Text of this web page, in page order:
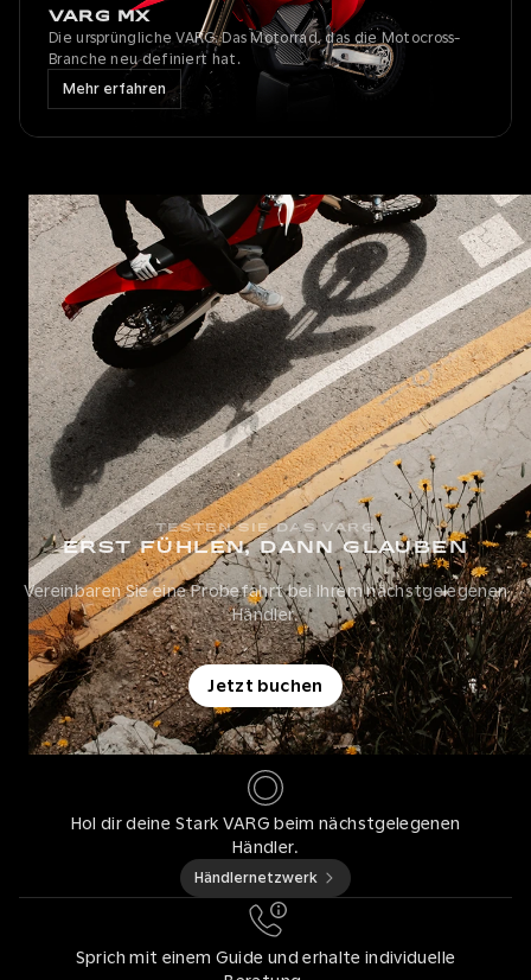
VARG MX
Die ursprüngliche VARG. Das Motorrad, das die Motocross-
Branche neu definiert hat.
Mehr erfahren
TESTEN SIE DAS VARG
ERST FÜHLEN, DANN GLAUBEN
Vereinbaren Sie eine Probefahrt bei Ihrem nächstgelegenen
Händler.
Jetzt buchen
Hol dir deine Stark VARG beim nächstgelegenen
Händler.
Händlernetzwerk
Sprich mit einem Guide und erhalte individuelle